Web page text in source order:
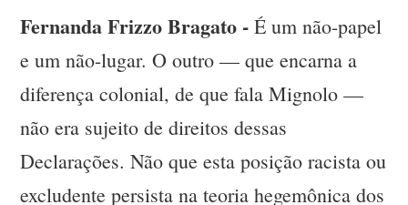
Fernanda Frizzo Bragato - É um não-papel
e um não-lugar. O outro — que encarna a
diferença colonial, de que fala Mignolo —
não era sujeito de direitos dessas
Declarações. Não que esta posição racista ou
excludente persista na teoria hegemônica dos